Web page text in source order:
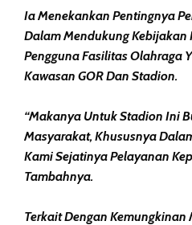
Ia Menekankan Pentingnya
Dalam Mendukung Kebijakan
Pengguna Fasilitas Olahraga
Kawasan GOR Dan Stadion.
“Makanya Untuk Stadion Ini
Masyarakat, Khususnya
Kami Sejatinya Pelayanan
Tambahnya.
Terkait Dengan